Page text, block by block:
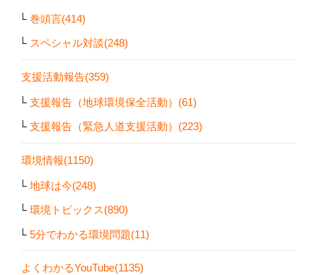
巻頭言(414)
スペシャル対談(248)
支援活動報告(359)
支援報告（地球環境保全活動）(61)
支援報告（緊急人道支援活動）(223)
環境情報(1150)
地球は今(248)
環境トピックス(890)
5分でわかる環境問題(11)
よくわかるYouTube(1135)